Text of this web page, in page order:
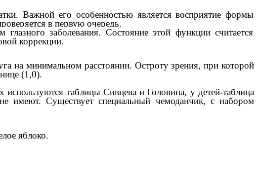
Важной его особенностью является восприятие формы
в первую очередь.
заболевания. Состояние этой функции считается
коррекции.
на минимальном расстоянии. Остроту зрения, при которой
(1,0).
таблицы Сивцева и Головина, у детей-таблица
имеют. Существует специальный чемоданчик, с набором
яблоко.